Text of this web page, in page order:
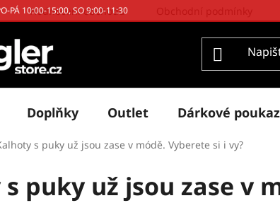
PÁ 10:00-15:00, SO 9:00-11:30
Hodnocení obchodu
Doplňky Outlet Dárkové
s puky už jsou zase v módě. Vyberete si i vy?
puky už jsou zase v